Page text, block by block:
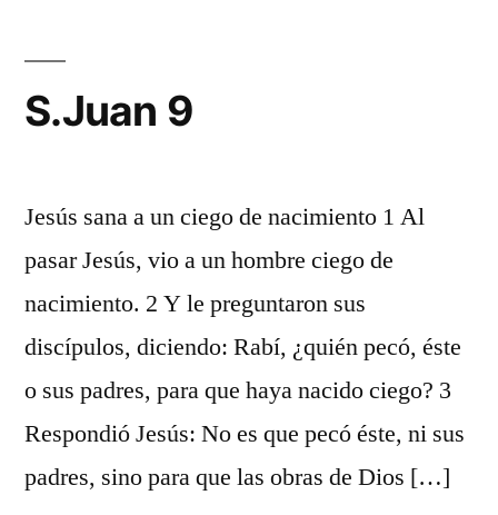
S.Juan 9
Jesús sana a un ciego de nacimiento 1 Al
pasar Jesús, vio a un hombre ciego de
nacimiento. 2 Y le preguntaron sus
discípulos, diciendo: Rabí, ¿quién pecó, éste
o sus padres, para que haya nacido ciego? 3
Respondió Jesús: No es que pecó éste, ni sus
padres, sino para que las obras de Dios […]